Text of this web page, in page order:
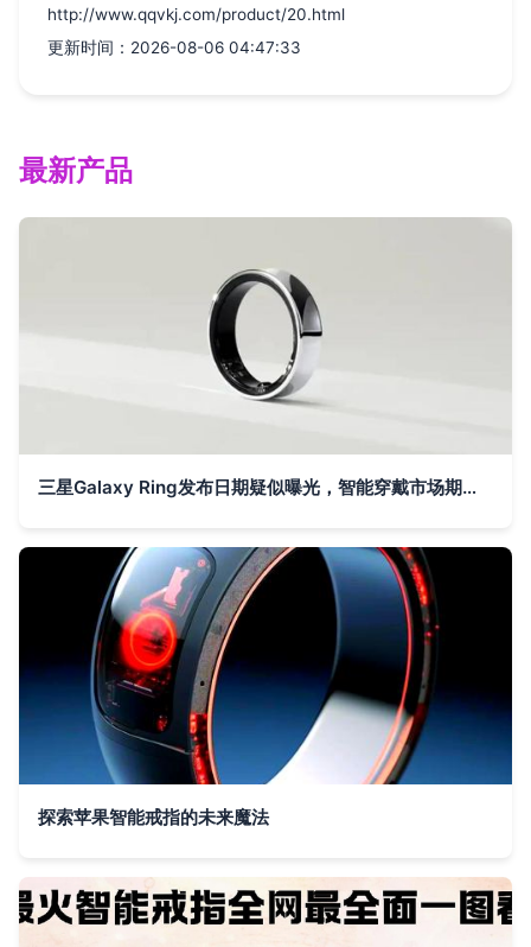
http://www.qqvkj.com/product/20.html
更新时间：2026-08-06 04:47:33
最新产品
三星Galaxy Ring发布日期疑似曝光，智能穿戴市场期待新风尚
探索苹果智能戒指的未来魔法